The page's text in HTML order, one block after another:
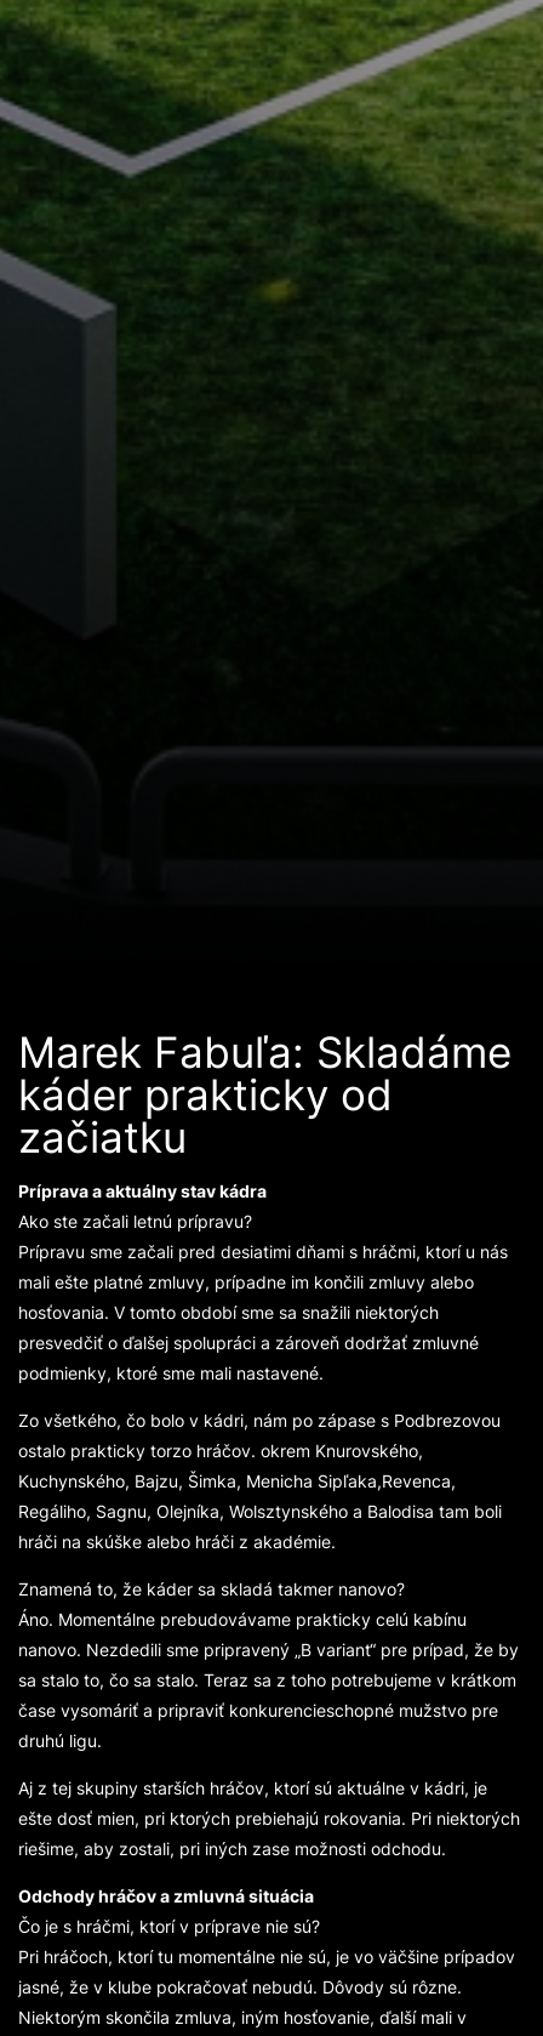
Marek Fabuľa: Skladáme
káder prakticky od
začiatku
Príprava a aktuálny stav kádra
Ako ste začali letnú prípravu?
Prípravu sme začali pred desiatimi dňami s hráčmi, ktorí u nás
mali ešte platné zmluvy, prípadne im končili zmluvy alebo
hosťovania. V tomto období sme sa snažili niektorých
presvedčiť o ďalšej spolupráci a zároveň dodržať zmluvné
podmienky, ktoré sme mali nastavené.
Zo všetkého, čo bolo v kádri, nám po zápase s Podbrezovou
ostalo prakticky torzo hráčov. okrem Knurovského,
Kuchynského, Bajzu, Šimka, Menicha Sipľaka,Revenca,
Regáliho, Sagnu, Olejníka, Wolsztynského a Balodisa tam boli
hráči na skúške alebo hráči z akadémie.
Znamená to, že káder sa skladá takmer nanovo?
Áno. Momentálne prebudovávame prakticky celú kabínu
nanovo. Nezdedili sme pripravený „B variant“ pre prípad, že by
sa stalo to, čo sa stalo. Teraz sa z toho potrebujeme v krátkom
čase vysomáriť a pripraviť konkurencieschopné mužstvo pre
druhú ligu.
Aj z tej skupiny starších hráčov, ktorí sú aktuálne v kádri, je
ešte dosť mien, pri ktorých prebiehajú rokovania. Pri niektorých
riešime, aby zostali, pri iných zase možnosti odchodu.
Odchody hráčov a zmluvná situácia
Čo je s hráčmi, ktorí v príprave nie sú?
Pri hráčoch, ktorí tu momentálne nie sú, je vo väčšine prípadov
jasné, že v klube pokračovať nebudú. Dôvody sú rôzne.
Niektorým skončila zmluva, iným hosťovanie, ďalší mali v